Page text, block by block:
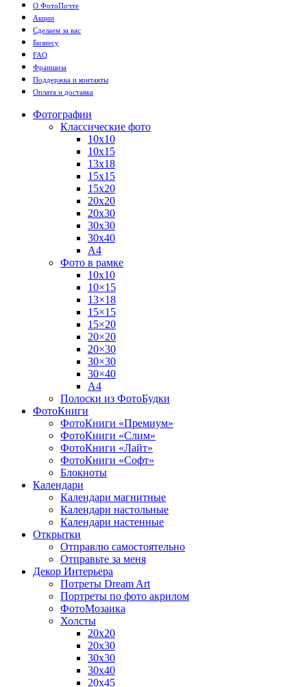
О ФотоПочте
Акции
Сделаем за вас
Бизнесу
FAQ
Франшиза
Поддержка и контакты
Оплата и доставка
Фотографии
Классические фото
10х10
10х15
13х18
15х15
15х20
20х20
20х30
30х30
30х40
А4
Фото в рамке
10х10
10×15
13×18
15×15
15×20
20×20
20×30
30×30
30×40
A4
Полоски из ФотоБудки
ФотоКниги
ФотоКниги «Премиум»
ФотоКниги «Слим»
ФотоКниги «Лайт»
ФотоКниги «Софт»
Блокноты
Календари
Календари магнитные
Календари настольные
Календари настенные
Открытки
Отправлю самостоятельно
Отправьте за меня
Декор Интерьера
Потреты Dream Art
Портреты по фото акрилом
ФотоМозаика
Холсты
20х20
20х30
30х30
30х40
20х45